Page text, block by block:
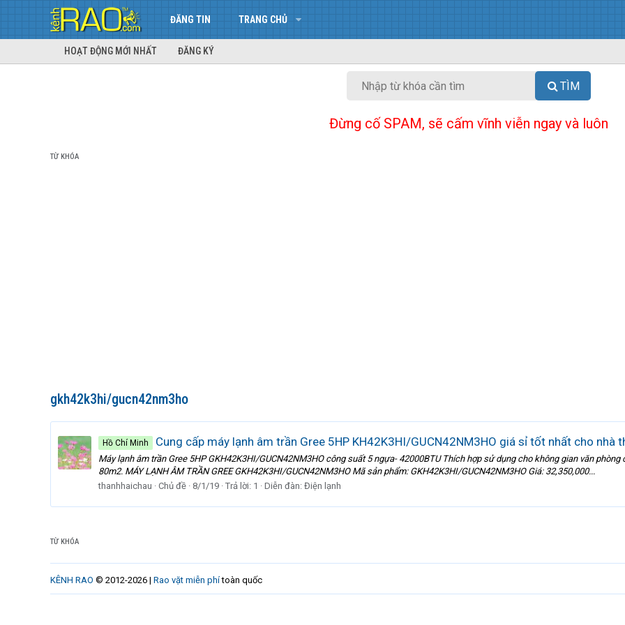
ĐĂNG TIN TRANG CHỦ
HOẠT ĐỘNG MỚI NHẤT ĐĂNG KÝ
TÌM
Đừng cố SPAM, sẽ cấm vĩnh viễn ngay và luôn
TỪ KHÓA
gkh42k3hi/gucn42nm3ho
Hồ Chí Minh Cung cấp máy lạnh âm trần Gree 5HP KH42K3HI/GUCN42NM3HO giá sỉ tốt nhất cho nhà
Máy lạnh âm trần Gree 5HP GKH42K3HI/GUCN42NM3HO công suất 5 ngựa- 42000BTU Thích hợp sử dụng cho không gian văn
80m2. MÁY LẠNH ÂM TRẦN GREE GKH42K3HI/GUCN42NM3HO Mã sản phẩm: GKH42K3HI/GUCN42NM3HO Giá: 32,350,000...
thanhhaichau
Chủ đề 8/1/19 Trả lời: 1 Diễn đàn: Điện lạnh
TỪ KHÓA
KÊNH RAO © 2012-2026 | Rao vặt miễn phítoàn quốc